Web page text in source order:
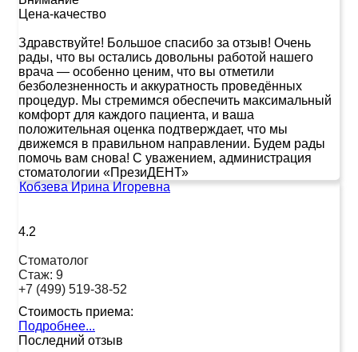
Цена-качество
Здравствуйте! Большое спасибо за отзыв! Очень
рады, что вы остались довольны работой нашего
врача — особенно ценим, что вы отметили
безболезненность и аккуратность проведённых
процедур. Мы стремимся обеспечить максимальный
комфорт для каждого пациента, и ваша
положительная оценка подтверждает, что мы
движемся в правильном направлении. Будем рады
помочь вам снова! С уважением, администрация
стоматологии «ПрезиДЕНТ»
Кобзева Ирина Игоревна
4.2
Стоматолог
Стаж: 9
+7 (499) 519-38-52
Стоимость приема:
Подробнее...
Последний отзыв